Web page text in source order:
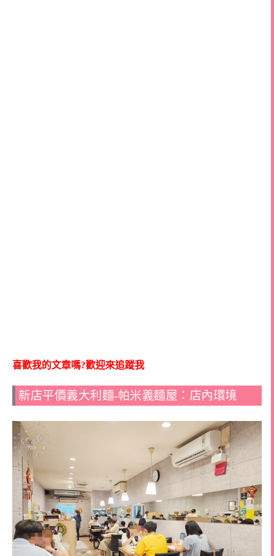
喜歡我的文章嗎?歡迎來追蹤我
新店平價義大利麵-帕米義麵屋：店內環境